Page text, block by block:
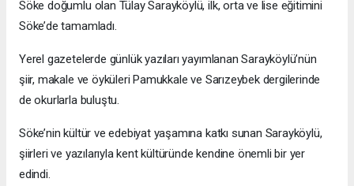
Söke doğumlu olan Tülay Sarayköylü, ilk, orta ve lise eğitimini
Söke’de tamamladı.
Yerel gazetelerde günlük yazıları yayımlanan Sarayköylü’nün
şiir, makale ve öyküleri Pamukkale ve Sarızeybek dergilerinde
de okurlarla buluştu.
Söke’nin kültür ve edebiyat yaşamına katkı sunan Sarayköylü,
şiirleri ve yazılarıyla kent kültüründe kendine önemli bir yer
edindi.